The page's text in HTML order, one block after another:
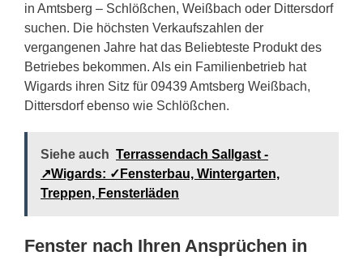
in Amtsberg – Schlößchen, Weißbach oder Dittersdorf
suchen. Die höchsten Verkaufszahlen der
vergangenen Jahre hat das Beliebteste Produkt des
Betriebes bekommen. Als ein Familienbetrieb hat
Wigards ihren Sitz für 09439 Amtsberg Weißbach,
Dittersdorf ebenso wie Schlößchen.
Siehe auch Terrassendach Sallgast -
↗️Wigards: ✓Fensterbau, Wintergarten,
Treppen, Fensterläden
Fenster nach Ihren Ansprüchen in